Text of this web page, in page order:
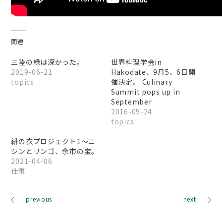
関連
三陸の緑は深かった。
2019-06-21
topics
世界料理学会in
Hakodate、9月5、6日開
催決定。 Culinary
Summit pops up in
September
2016-05-24
topics
緋の衣プロジェクト1〜ニ
シンとリンゴ、余市の宝。
2021-04-06
仕事
previous next